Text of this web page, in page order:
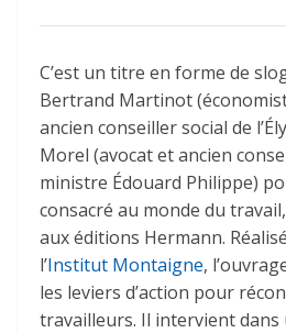
C’est un titre en forme de
Bertrand Martinot
ancien conseiller social de
Morel (avocat et ancien
ministre Édouard Philippe)
consacré au monde du
aux éditions Hermann.
l’Institut Montaigne,
les leviers d’action pour
travailleurs. Il intervient dans